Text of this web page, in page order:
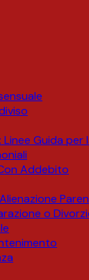
Guida
Addebito
o